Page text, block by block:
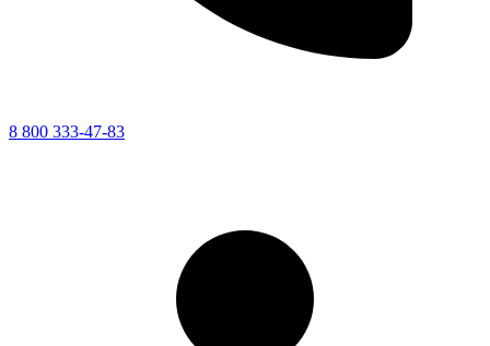
8 800 333-47-83